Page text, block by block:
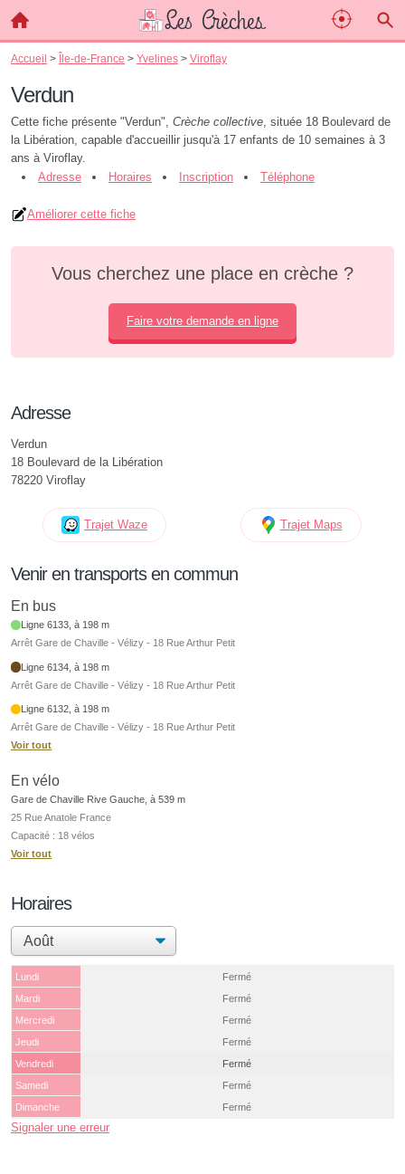
Accueil > Île-de-France > Yvelines > Viroflay
Verdun
Cette fiche présente "Verdun", Crèche collective, située 18 Boulevard de
la Libération, capable d'accueillir jusqu'à 17 enfants de 10 semaines à 3
ans à Viroflay.
Adresse
Horaires Inscription Téléphone
Améliorer cette fiche
Vous cherchez une place en crèche ?
Faire votre demande en ligne
Adresse
Verdun
18 Boulevard de la Libération
78220 Viroflay
Trajet Waze Trajet Maps
Venir en transports en commun
En bus
Ligne 6133, à 198 m
Arrêt Gare de Chaville - Vélizy - 18 Rue Arthur Petit
Ligne 6134, à 198 m
Arrêt Gare de Chaville - Vélizy - 18 Rue Arthur Petit
Ligne 6132, à 198 m
Arrêt Gare de Chaville - Vélizy - 18 Rue Arthur Petit
Voir tout
En vélo
Gare de Chaville Rive Gauche, à 539 m
25 Rue Anatole France
Capacité : 18 vélos
Voir tout
Horaires
Lundi
Fermé
Mardi
Fermé
Mercredi
Fermé
Jeudi
Fermé
Vendredi
Fermé
Samedi
Fermé
Dimanche
Fermé
Signaler une erreur